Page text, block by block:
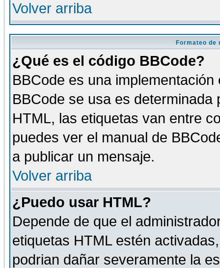
Volver arriba
Formateo de
¿Qué es el código BBCode?
BBCode es una
BBCode se usa es
HTML, las etiquetas van entre
puedes ver el manual de
a publicar un mensaje.
Volver arriba
¿Puedo usar HTML?
Depende de que el
etiquetas HTML estén
podrian dañar severamente la